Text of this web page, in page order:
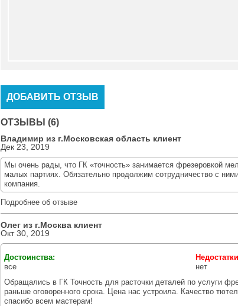
ДОБАВИТЬ ОТЗЫВ
ОТЗЫВЫ (6)
Владимир из г.Московская область клиент
Дек 23, 2019
Мы очень рады, что ГК «точность» занимается фрезеровкой
малых партиях. Обязательно продолжим сотрудничество с
компания.
Подробнее об отзыве
Олег из г.Москва клиент
Окт 30, 2019
Достоинства:
все
нет
Обращались в ГК Точность для расточки деталей по услуги
раньше оговоренного срока. Цена нас устроила. Качество
спасибо всем мастерам!